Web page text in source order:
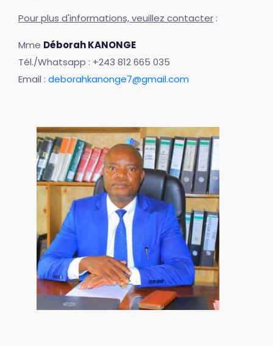
Pour plus d'informations, veuillez contacter :
Mme Déborah KANONGE
Tél./Whatsapp : +243 812 665 035
Email : deborahkanonge7@gmail.com